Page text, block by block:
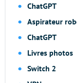
ChatGPT
Aspirateur
ChatGPT
Livres photos
Switch 2